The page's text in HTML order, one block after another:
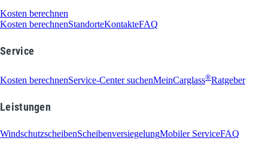
Kosten berechnen
Kosten berechnenStandorteKontakteFAQ
Service
Kosten berechnenService-Center suchenMeinCarglass®Ratgeber
Leistungen
WindschutzscheibenScheibenversiegelungMobiler ServiceFAQ